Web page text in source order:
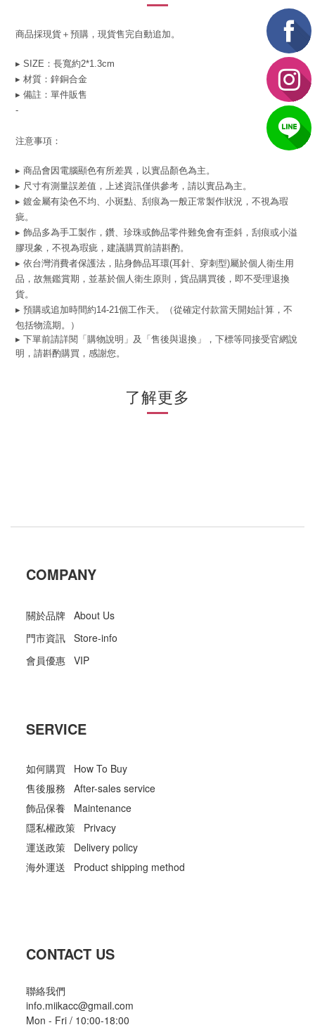
商品採現貨＋預購，現貨售完自動追加。
▸ SIZE：長寬約2*1.3cm
▸ 材質： 鋅銅合金
▸ 備註：單件販售
-
注意事項：
▸ 商品會因電腦顯色有所差異，以實品顏色為主。
▸ 尺寸有測量誤差值，上述資訊僅供參考，請以實品為主。
▸ 鍍金屬有染色不均、小斑點、刮痕為一般正常製作狀況，不視為瑕
疵。
▸ 飾品多為手工製作，鑽、珍珠或飾品零件難免會有歪斜，刮痕或小溢
膠現象，不視為瑕疵，建議購買前請斟酌。
▸ 依台灣消費者保護法，貼身飾品耳環(耳針、穿刺型)屬於個人衛生用
品，故無鑑賞期，並基於個人衛生原則，貨品購買後，即不受理退換
貨。
▸ 預購或追加時間約14-21個工作天。（從確定付款當天開始計算，不
包括物流期。）
▸ 下單前請詳閱「購物說明」及「售後與退換」，下標等同接受官網說
明，請斟酌購買，感謝您。
了解更多
COMPANY
關於品牌 About Us
門市資訊 Store-info
會員優惠 VIP
SERVICE
如何購買 How To Buy
售後服務 After-sales service
飾品保養 Maintenance
隱私權政策 Privacy
運送政策 Delivery policy
海外運送 Product shipping method
CONTACT US
聯絡我們
info.miikacc@gmail.com
Mon - Fri / 10:00-18:00